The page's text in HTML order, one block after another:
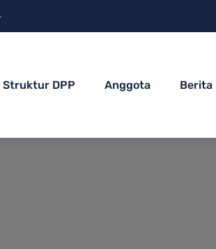
Struktur DPP Anggota Berita